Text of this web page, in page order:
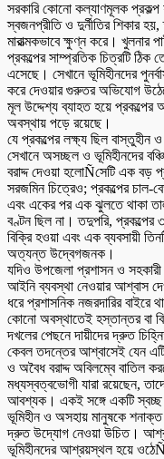
সরকারি কোনো কল্যাণমূলক প্রকল্প
স্বজনপ্রীতি ও দুর্নীতির শিকার
মারাত্মকভাবে ক্ষুণ্ন করে। খুলনার
প্রকল্পের সাম্প্রতিক চিত্রটি
এসেছে। সেখানে ভূমিহীনদের
করে দেওয়ার গুরুতর অভিযোগ
মূল উদ্দেশ্য ব্যাহত হয়ে
অবস্থায় পড়ে রয়েছে।
যে প্রকল্পের লক্ষ্য ছিল বাস্তুহীন
সেখানে অসচ্ছল ও ভূমিহীনদের
বরাদ্দ দেওয়া হলোÑসেটি এক বড়
সরজমিন চিত্রেও; প্রকল্পের চাল-
এবং একের পর এক ঝুলতে থাকা
বণ্টন ছিল না। তদুপরি, প্রকল্পের
বিক্রি হওয়া এবং এক ব্যবসায়ী
অত্যন্ত উদ্বেগজনক।
যদিও উপজেলা প্রশাসন ও সহকারী
আইনি ব্যবস্থা নেওয়ার আশ্বাস
ধরে প্রশাসনিক নজরদারির
কোনো অবস্থাতেই হস্তান্তর বা
দখলের পেছনে দায়ীদের দ্রুত
কেবল তদন্তের আশ্বাসেই যেন এটি
ও অবৈধ বরাদ্দ অবিলম্বে বাতিল
মধ্যস্বত্বভোগী যারা রয়েছেন,
আবশ্যক। একই সঙ্গে একটি স্বচ্ছ
ভূমিহীন ও অসহায় মানুষকে শনাক্ত
দ্রুত উদ্যোগ নেওয়া উচিত।
ভূমিহীনদের আশ্রয়স্থল হয়ে